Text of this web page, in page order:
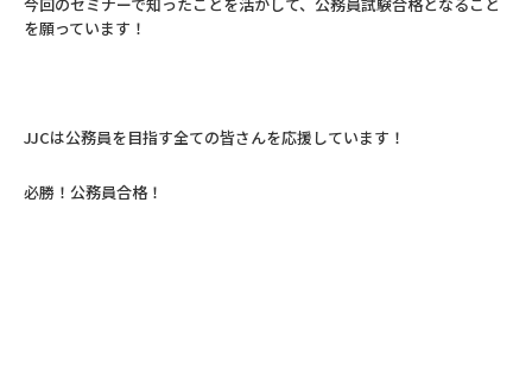
を願っています！
JJCは公務員を目指す全ての皆さんを応援しています！
必勝！公務員合格！